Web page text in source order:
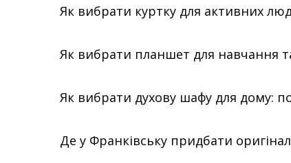
Як вибрати куртку для активних
Як вибрати планшет для навчання
Як вибрати духову шафу для дому:
Де у Франківську придбати